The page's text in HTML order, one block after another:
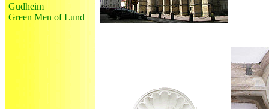
Gudheim
Green Men of Lund